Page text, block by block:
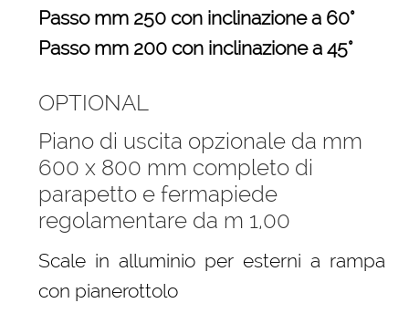
Passo mm 250 con inclinazione a 60°
Passo mm 200 con inclinazione a 45°
OPTIONAL
Piano di uscita opzionale da mm
600 x 800 mm completo di
parapetto e fermapiede
regolamentare da m 1,00
Scale in alluminio per esterni a rampa
con pianerottolo